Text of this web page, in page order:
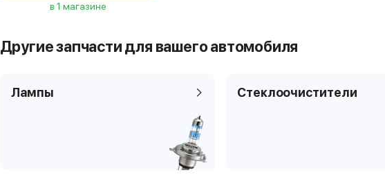
в 1 магазине
Другие запчасти для вашего автомобиля
Лампы Стеклоочистители